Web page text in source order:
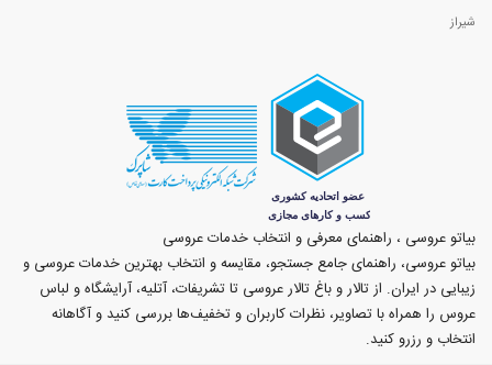
شیراز
بیاتو عروسی ، راهنمای معرفی و انتخاب خدمات عروسی
بیاتو عروسی، راهنمای جامع جستجو، مقایسه و انتخاب بهترین خدمات عروسی و
زیبایی در ایران. از تالار و باغ تالار عروسی تا تشریفات، آتلیه، آرایشگاه و لباس
عروس را همراه با تصاویر، نظرات کاربران و تخفیف‌ها بررسی کنید و آگاهانه
انتخاب و رزرو کنید.